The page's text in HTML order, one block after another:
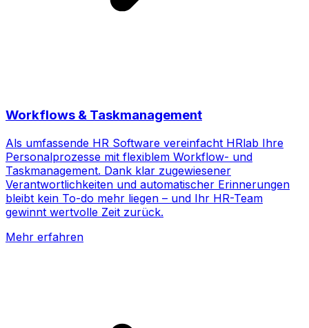
Workflows & Taskmanagement
Als umfassende HR Software vereinfacht HRlab Ihre
Personalprozesse mit flexiblem Workflow- und
Taskmanagement. Dank klar zugewiesener
Verantwortlichkeiten und automatischer Erinnerungen
bleibt kein To-do mehr liegen – und Ihr HR-Team
gewinnt wertvolle Zeit zurück.
Mehr erfahren